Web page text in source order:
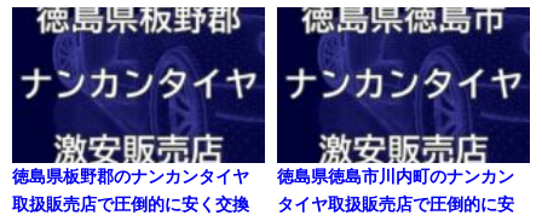
徳島県板野郡のナンカンタイヤ
取扱販売店で圧倒的に安く交換
徳島県徳島市川内町のナンカン
タイヤ取扱販売店で圧倒的に安